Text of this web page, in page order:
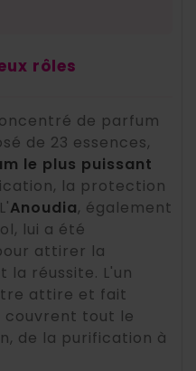
rôles
de parfum
de 23 essences,
le plus puissant
la protection
Anoudia, également
lui a été
attirer la
la réussite. L'un
attire et fait
couvrent tout le
de la purification à